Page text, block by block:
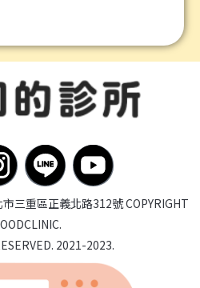
三重區正義北路312號COPYRIGHT
2021-2023.